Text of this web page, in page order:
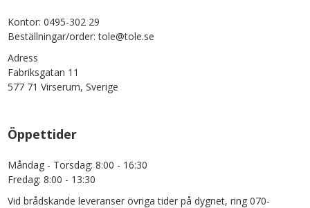
Kontor: 0495-302 29
Beställningar/order: tole@tole.se
Adress
Fabriksgatan 11
577 71 Virserum, Sverige
Öppettider
Måndag - Torsdag: 8:00 - 16:30
Fredag: 8:00 - 13:30
Vid brådskande leveranser övriga tider på dygnet, ring 070-